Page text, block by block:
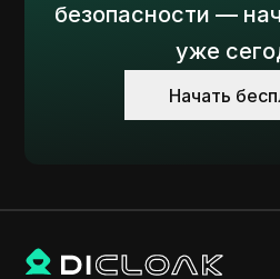
безопасности —
уже
Начать